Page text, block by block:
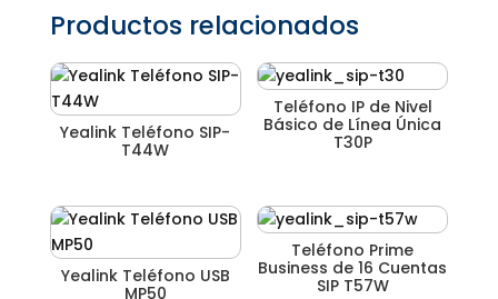
Productos relacionados
Yealink Teléfono SIP-
T44W
Teléfono IP de Nivel
Básico de Línea Única
T30P
Yealink Teléfono USB
MP50
Teléfono Prime
Business de 16 Cuentas
SIP T57W